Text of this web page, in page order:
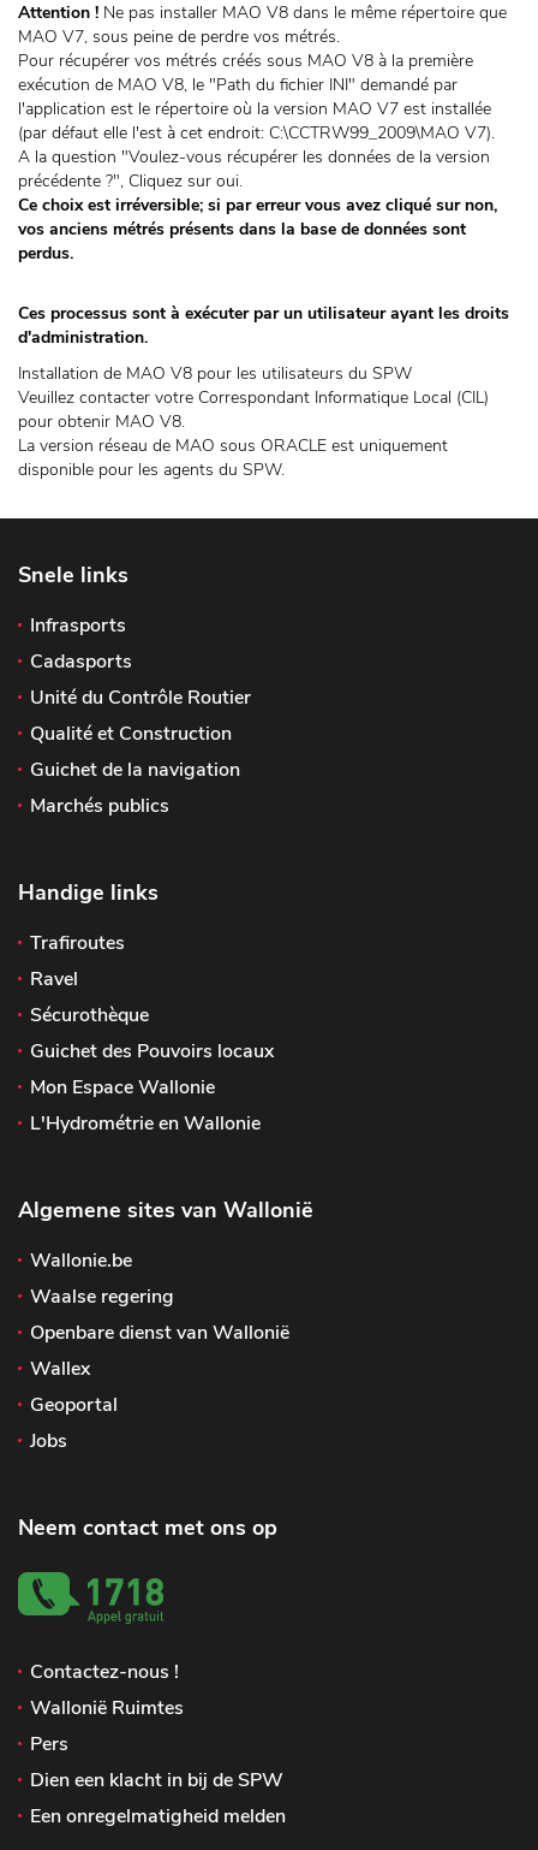
Attention ! Ne pas installer MAO V8 dans le même répertoire que
MAO V7, sous peine de perdre vos métrés.
Pour récupérer vos métrés créés sous MAO V8 à la première
exécution de MAO V8, le "Path du fichier INI" demandé par
l'application est le répertoire où la version MAO V7 est installée
(par défaut elle l'est à cet endroit: C:\CCTRW99_2009\MAO V7).
A la question "Voulez-vous récupérer les données de la version
précédente ?", Cliquez sur oui.
Ce choix est irréversible; si par erreur vous avez cliqué sur non,
vos anciens métrés présents dans la base de données sont
perdus.
Ces processus sont à exécuter par un utilisateur ayant les droits
d'administration.
Installation de MAO V8 pour les utilisateurs du SPW
Veuillez contacter votre Correspondant Informatique Local (CIL)
pour obtenir MAO V8.
La version réseau de MAO sous ORACLE est uniquement
disponible pour les agents du SPW.
Snele links
Infrasports
Cadasports
Unité du Contrôle Routier
Qualité et Construction
Guichet de la navigation
Marchés publics
Handige links
Trafiroutes
Ravel
Sécurothèque
Guichet des Pouvoirs locaux
Mon Espace Wallonie
L'Hydrométrie en Wallonie
Algemene sites van Wallonië
Wallonie.be
Waalse regering
Openbare dienst van Wallonië
Wallex
Geoportal
Jobs
Neem contact met ons op
Contactez-nous !
Wallonië Ruimtes
Pers
Dien een klacht in bij de SPW
Een onregelmatigheid melden